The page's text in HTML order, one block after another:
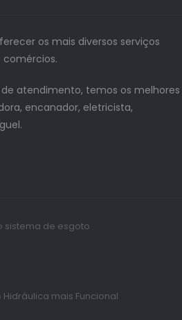
os mais diversos serviços
comércios.
atendimento, temos os melhores
encanador, eletricista,
sistema de esgoto
mais Funcional